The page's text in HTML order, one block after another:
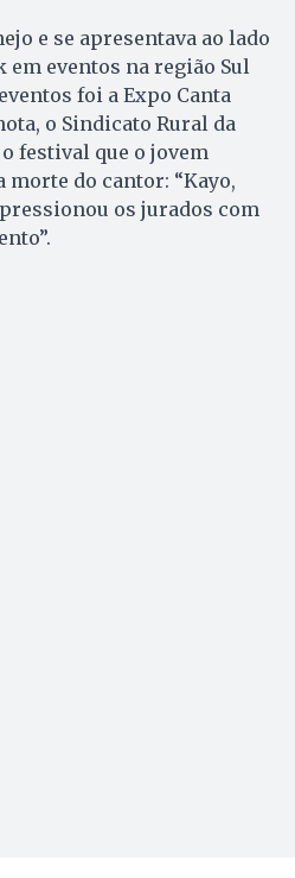
e se apresentava ao lado
em eventos na região Sul
foi a Expo Canta
o Sindicato Rural da
festival que o jovem
do cantor: “Kayo,
os jurados com